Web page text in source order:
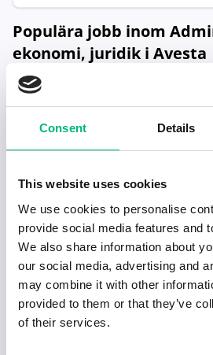
Consent Details
This website uses cookies
We use cookies to personalise
provide social media features and
We also share information about
our social media, advertising and
may combine it with other
provided to them or that they’ve
of their services.
Populära jobb inom
ekonomi, juridik i Avesta
Coach Samverkansteam
AVESTA KOMMUN
OUTOKUMPU STAINLESS AB
Senaste publiceringarna i